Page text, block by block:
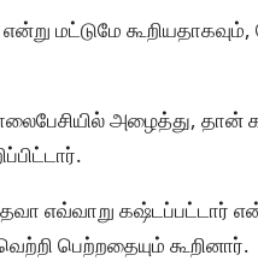
மட்டுமே
அழைத்து, தான்
எவ்வாறு கஷ்டப்பட்டார்
பெற்றதையும் கூறினார்.